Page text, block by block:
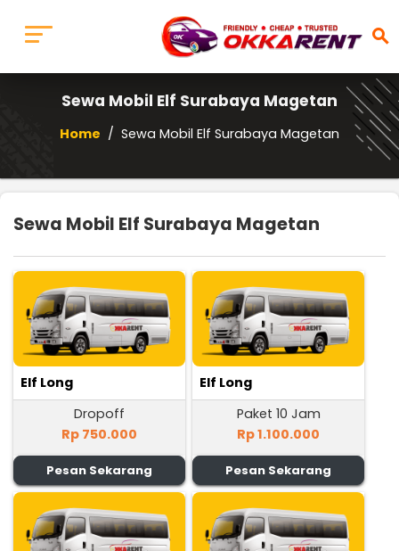
search
Sewa Mobil Elf Surabaya Magetan
Home / Sewa Mobil Elf Surabaya Magetan
Sewa Mobil Elf Surabaya Magetan
Elf Long
Dropoff
Rp 750.000
Pesan Sekarang
Elf Long
Paket 10 Jam
Rp 1.100.000
Pesan Sekarang